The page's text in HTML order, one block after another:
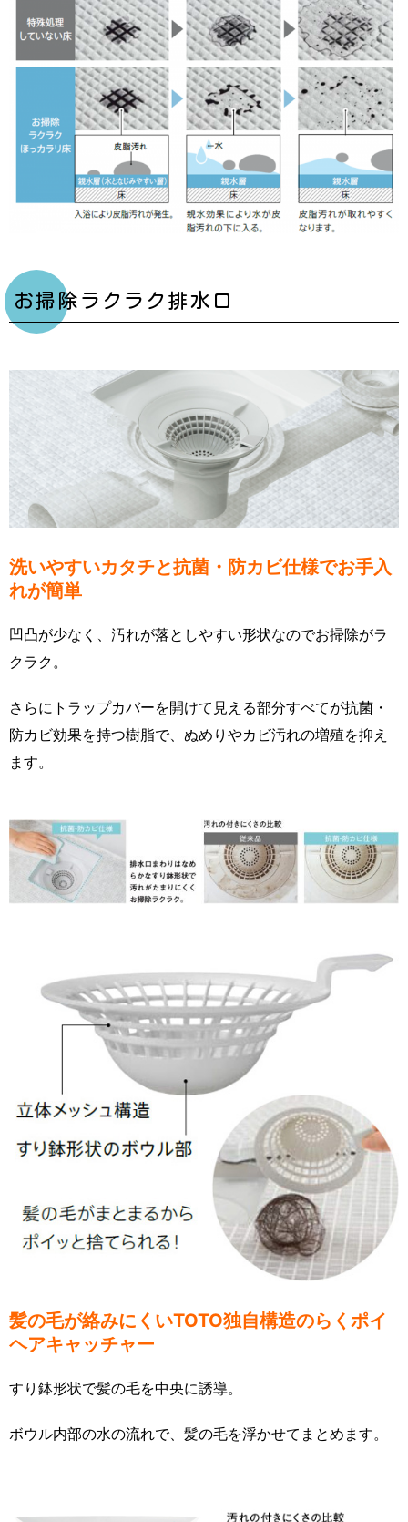
お掃除ラクラク排水口
洗いやすいカタチと抗菌・防カビ仕様でお手入
れが簡単
凹凸が少なく、汚れが落としやすい形状なのでお掃除がラ
クラク。
さらにトラップカバーを開けて見える部分すべてが抗菌・
防カビ効果を持つ樹脂で、ぬめりやカビ汚れの増殖を抑え
ます。
髪の毛が絡みにくいTOTO独自構造のら くポイ
ヘアキャッチャー
すり鉢形状で髪の毛を中央に誘導。
ボウル内部の水の流れで、髪の毛を浮かせてまとめます。